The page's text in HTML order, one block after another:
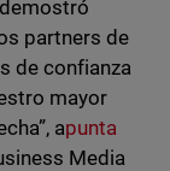
partners de
de confianza
mayor
apunta
Media